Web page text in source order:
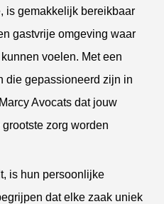
is gemakkelijk bereikbaar
gastvrije omgeving waar
voelen. Met een
die gepassioneerd zijn in
Avocats dat jouw
zorg worden
is hun persoonlijke
dat elke zaak uniek